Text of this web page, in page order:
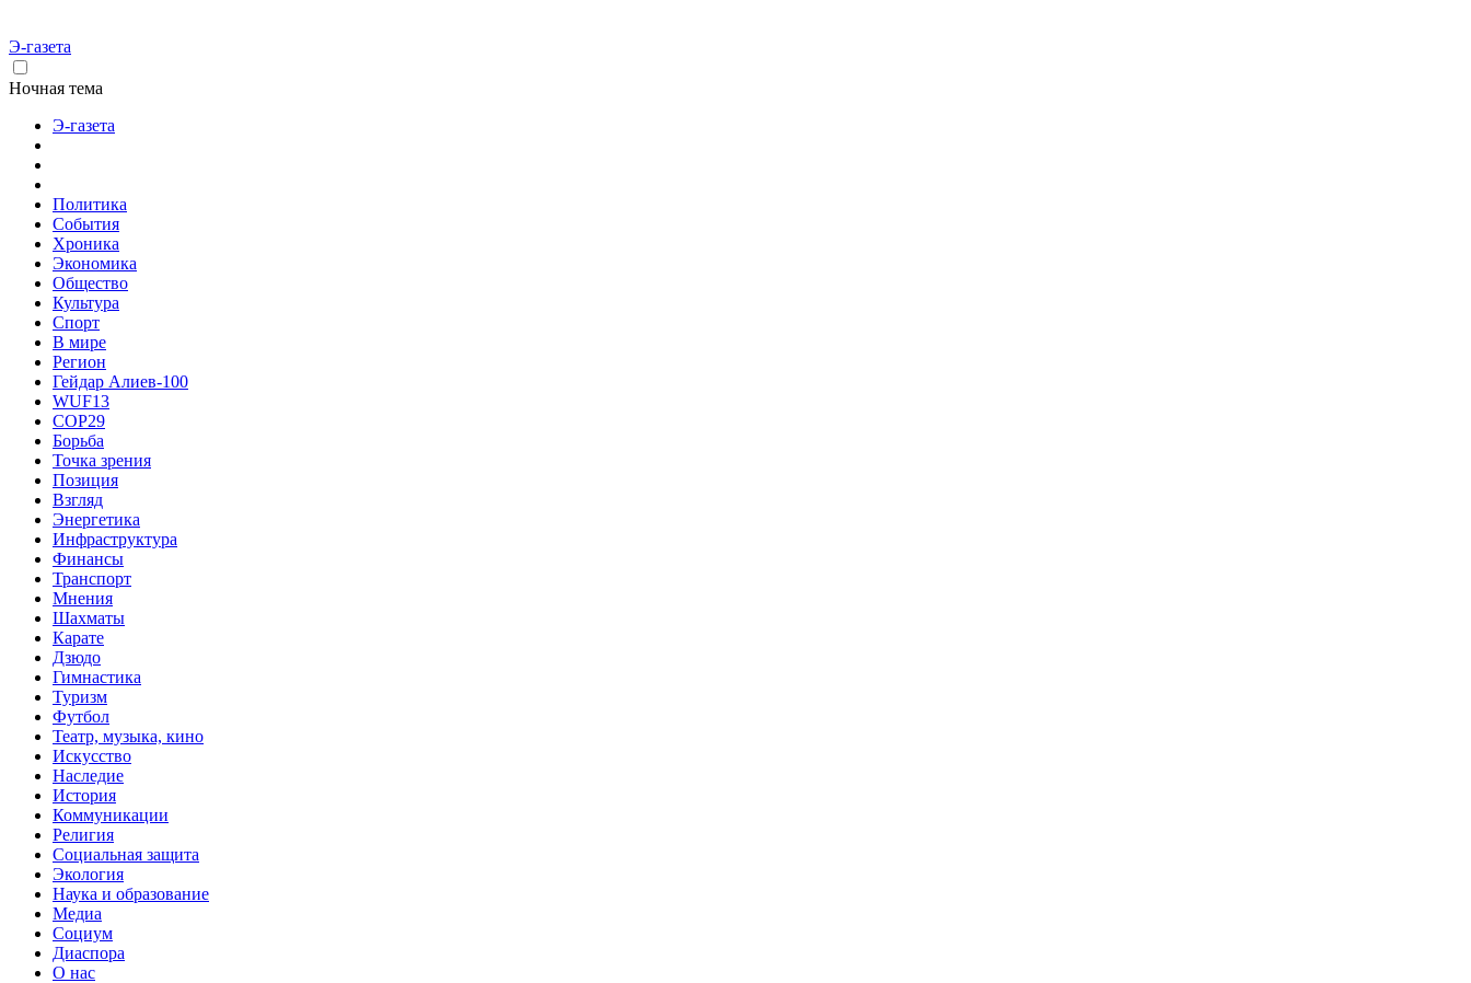
Э-газета
Ночная тема
Э-газета
Политика
События
Хроника
Экономика
Общество
Культура
Спорт
В мире
Регион
Гейдар Алиев-100
WUF13
COP29
Борьба
Точка зрения
Позиция
Взгляд
Энергетика
Инфраструктура
Финансы
Транспорт
Мнения
Шахматы
Карате
Дзюдо
Гимнастика
Туризм
Футбол
Театр, музыка, кино
Искусство
Наследие
История
Коммуникации
Религия
Социальная защита
Экология
Наука и образование
Медиа
Социум
Диаспора
О нас